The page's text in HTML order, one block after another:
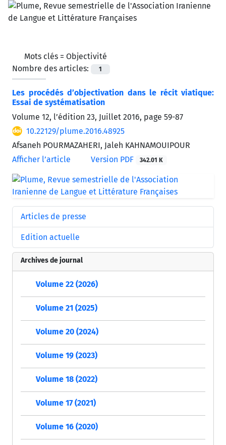
Mots clés = Objectivité
Nombre des articles:
1
Les procédés d’objectivation dans le récit viatique:
Essai de systématisation
Volume 12, l’édition 23, Juillet 2016, page 59-87
10.22129/plume.2016.48925
Afsaneh POURMAZAHERI, Jaleh KAHNAMOUIPOUR
Afficher l’article
Version PDF 342.01 K
Articles de presse
Edition actuelle
Archives de journal
Volume 22 (2026)
Volume 21 (2025)
Volume 20 (2024)
Volume 19 (2023)
Volume 18 (2022)
Volume 17 (2021)
Volume 16 (2020)